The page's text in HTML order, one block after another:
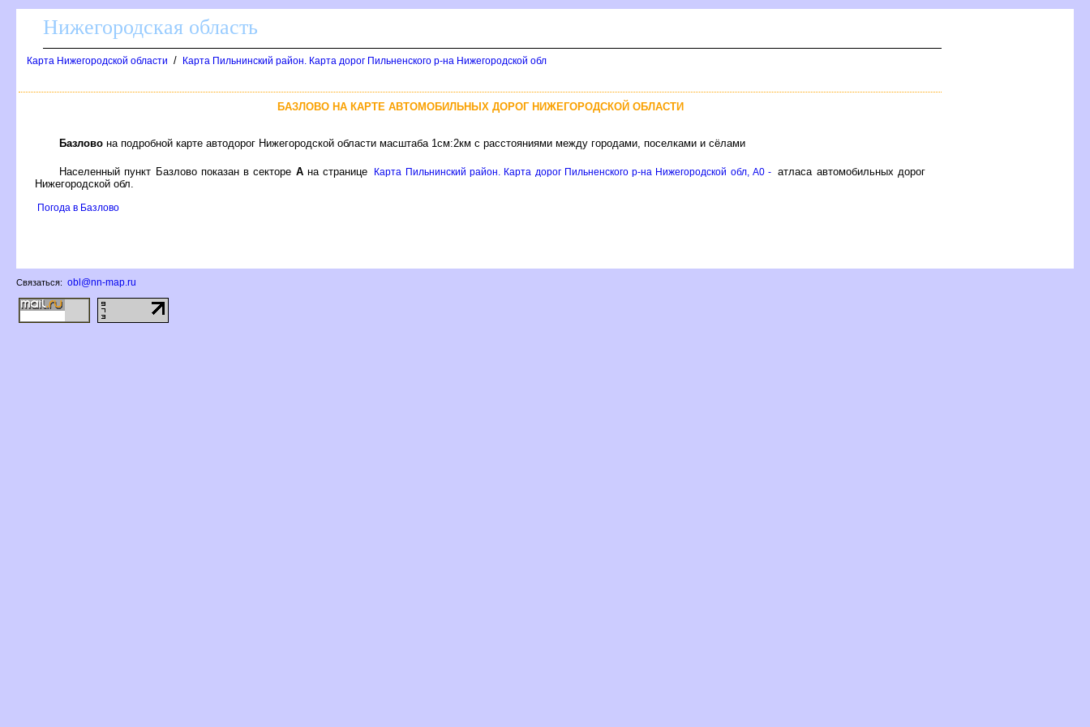
Нижегородская область
Карта Нижегородской области / Карта Пильнинский район. Карта дорог Пильненского р-на Нижегородской обл
БАЗЛОВО НА КАРТЕ АВТОМОБИЛЬНЫХ ДОРОГ НИЖЕГОРОДСКОЙ ОБЛАСТИ
Базлово на подробной карте автодорог Нижегородской области масштаба 1см:2км с расстояниями между городами, поселками и сёлами
Населенный пункт Базлово показан в секторе Ана странице Карта Пильнинский район. Карта дорог Пильненского р-на Нижегородской обл, A0 - атласа автомобильных доро
Нижегородской обл.
Погода в Базлово
Связаться: obl@nn-map.ru